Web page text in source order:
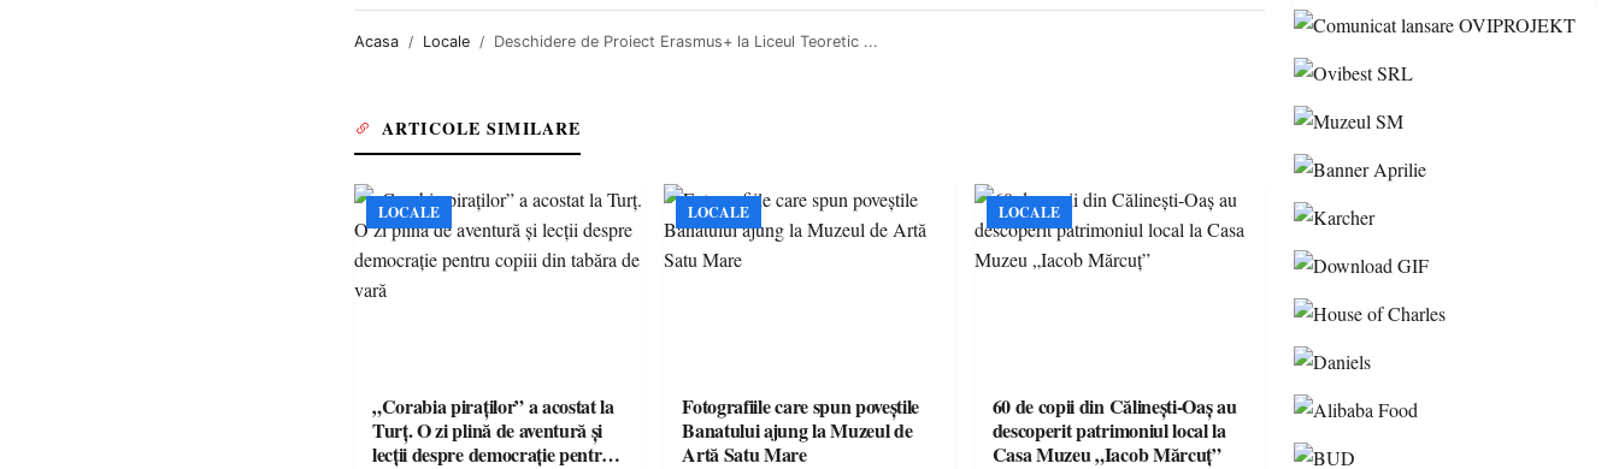
Acasa Locale Deschidere de Proiect Erasmus+ la Liceul Teoretic ...
ARTICOLE SIMILARE
LOCALE
„Corabia piraților” a acostat la
Turț. O zi plină de aventură și
lecții despre democrație pentru
LOCALE
Fotografiile care spun poveștile
Banatului ajung la Muzeul de
Artă Satu Mare
LOCALE
60 de copii din Călinești-Oaș au
descoperit patrimoniul local la
Casa Muzeu „Iacob Mărcuț”